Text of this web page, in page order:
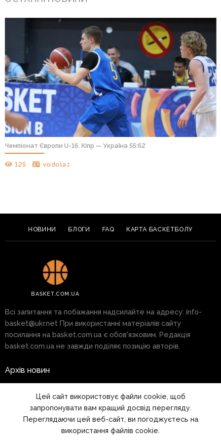
Чемпіонат Європи U-16. Кіпр — Україна 55:62
125 vodolaz
НОВИНИ БЛОГИ FAQ КАРТА БАСКЕТБОЛУ
BASKET.COM.UA
Всі запитання та побажання надсилайте на адресу: info-
basket@ukr.netПри використанні матеріалів сайту
посилання на basket.com.ua є обов'язковим. Редакція
basket.com.ua не завжди поділяє позицію авторів.
Архів новин
Правила
Цей сайт використовує файли cookie, щоб
запропонувати вам кращий досвід перегляду.
Переглядаючи цей веб-сайт, ви погоджуєтесь на
використання файлів cookie.